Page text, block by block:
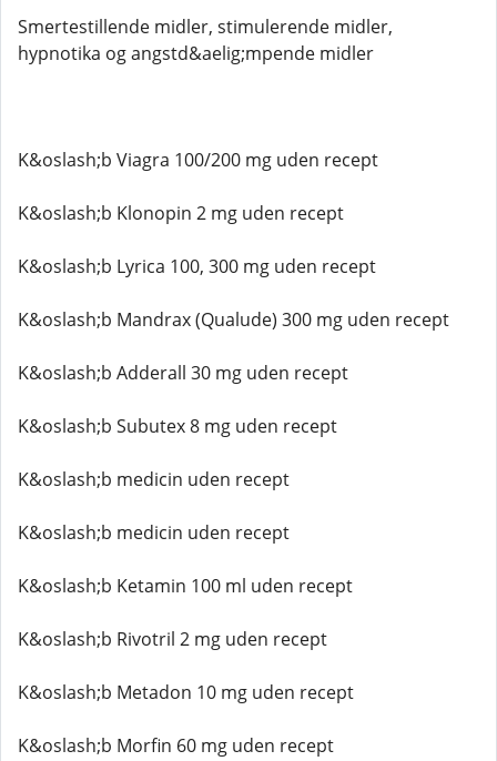
Smertestillende midler, stimulerende midler,
hypnotika og angstd&aelig;mpende midler
K&oslash;b Viagra 100/200 mg uden recept
K&oslash;b Klonopin 2 mg uden recept
K&oslash;b Lyrica 100, 300 mg uden recept
K&oslash;b Mandrax (Qualude) 300 mg uden recept
K&oslash;b Adderall 30 mg uden recept
K&oslash;b Subutex 8 mg uden recept
K&oslash;b medicin uden recept
K&oslash;b medicin uden recept
K&oslash;b Ketamin 100 ml uden recept
K&oslash;b Rivotril 2 mg uden recept
K&oslash;b Metadon 10 mg uden recept
K&oslash;b Morfin 60 mg uden recept